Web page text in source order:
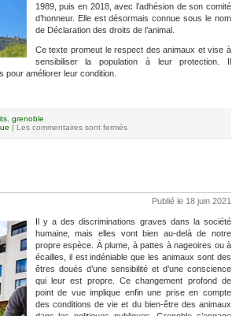
1989, puis en 2018, avec l’adhésion de son comité
d’honneur. Elle est désormais connue sous le nom
de Déclaration des droits de l’animal.
Ce texte promeut le respect des animaux et vise à
sensibiliser la population à leur protection. Il
pour améliorer leur condition.
, grenoble
| Les commentaires sont fermés
Publié le 18 juin 2021
Il y a des discriminations graves dans la société
humaine, mais elles vont bien au-delà de notre
propre espèce. À plume, à pattes à nageoires ou à
écailles, il est indéniable que les animaux sont des
êtres doués d’une sensibilité et d’une conscience
qui leur est propre. Ce changement profond de
point de vue implique enfin une prise en compte
des conditions de vie et du bien-être des animaux